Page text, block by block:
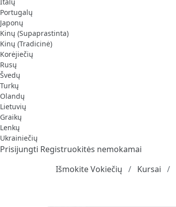
Portugalų
Japonų
Kinų (Supaprastinta)
Kinų (Tradicinė)
Korėjiečių
Rusų
Švedų
Turkų
Olandų
Lietuvių
Graikų
Lenkų
Ukrainiečių
Prisijungti Registruokitės nemokamai
Išmokite Vokiečių
Kursai